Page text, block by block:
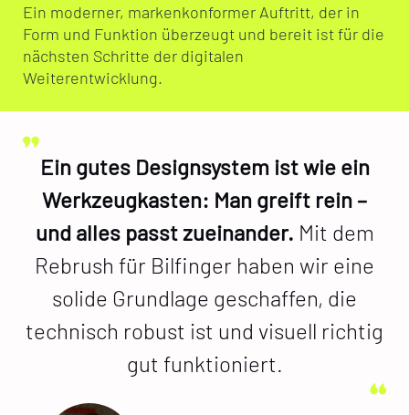
Ein moderner, markenkonformer Auftritt, der in
Form und Funktion überzeugt und bereit ist für die
nächsten Schritte der digitalen
Weiterentwicklung.
Ein gutes Designsystem ist wie ein
Werkzeugkasten: Man greift rein –
und alles passt zueinander. Mit dem
Rebrush für Bilfinger haben wir eine
solide Grundlage geschaffen, die
technisch robust ist und visuell richtig
gut funktioniert.